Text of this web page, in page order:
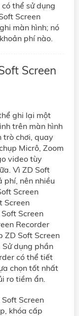
thể sử dụng
Screen
màn hình; nó
phí nào.
Screen
ghi lại một
trên màn hình
trò chơi, quay
Micrô, Zoom
video tùy
Vì ZD Soft
phí, nên nhiều
Screen
Screen
Screen
Recorder
ZD Soft Screen
dụng phần
có thể tiết
chọn tốt nhất
ro tiềm ẩn.
Screen
khóa cấp